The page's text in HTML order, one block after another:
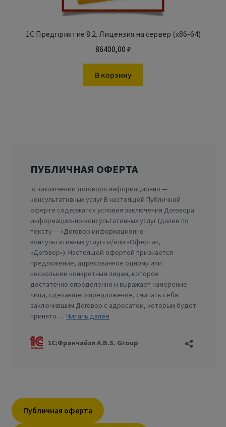
1С:Предприятие 8.2. Лицензия на сервер (x86-64)
86400,00 ₽
В корзину
Публичная оферта